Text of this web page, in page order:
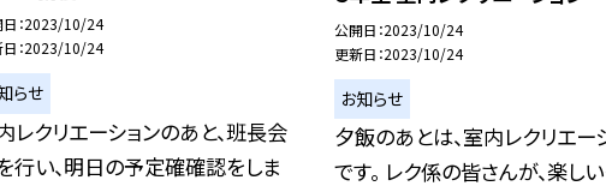
2023/10/24
2023/10/24
らせ
レクリエーションのあと、班長会
行い、明日の予定確確認をしま
公開日 2023/10/24
更新日 2023/10/24
お知らせ
夕飯のあとは、室内レクリエー
です。 レク係の皆さんが、楽し